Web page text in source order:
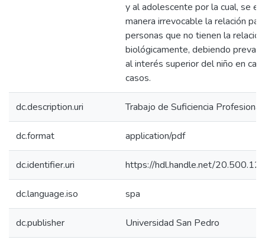
y al adolescente por la cual, se
manera irrevocable la relación
personas que no tienen la
biológicamente, debiendo
al interés superior del niño en
casos.
dc.description.uri Trabajo de Suficiencia Profesional
dc.format application/pdf
dc.identifier.uri https://hdl.handle.net/
dc.language.iso spa
dc.publisher Universidad San Pedro